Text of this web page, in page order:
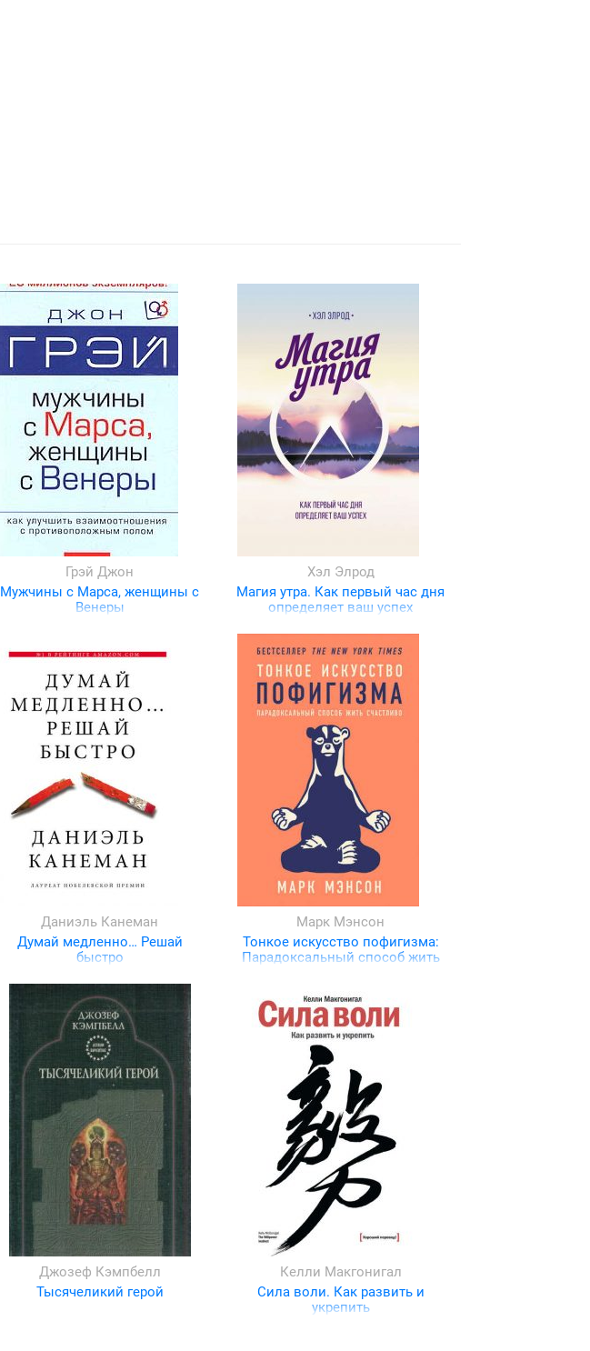
Грэй Джон
Мужчины с Марса, женщины с
Венеры
Хэл Элрод
Магия утра. Как первый час дня
определяет ваш успех
Даниэль Канеман
Думай медленно… Решай
быстро
Марк Мэнсон
Тонкое искусство пофигизма:
Парадоксальный способ жить
Джозеф Кэмпбелл
Тысячеликий герой
Келли Макгонигал
Сила воли. Как развить и
укрепить